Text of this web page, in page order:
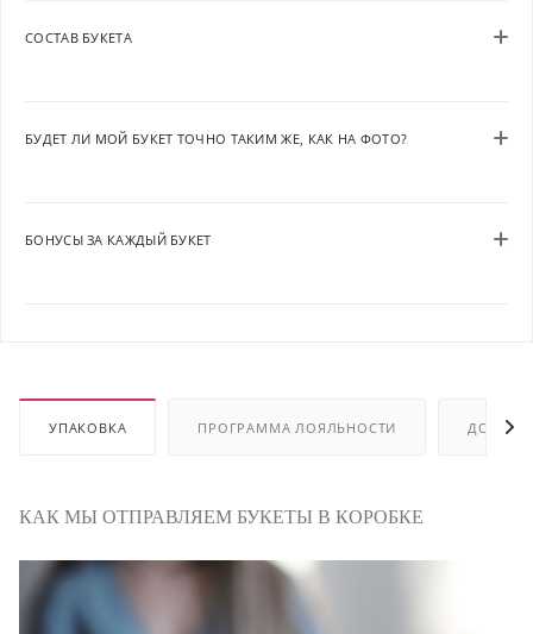
СОСТАВ БУКЕТА
БУДЕТ ЛИ МОЙ БУКЕТ ТОЧНО ТАКИМ ЖЕ, КАК НА ФОТО?
БОНУСЫ ЗА КАЖДЫЙ БУКЕТ
УПАКОВКА ПРОГРАММА ЛОЯЛЬНОСТИ
КАК МЫ ОТПРАВЛЯЕМ БУКЕТЫ В КОРОБКЕ